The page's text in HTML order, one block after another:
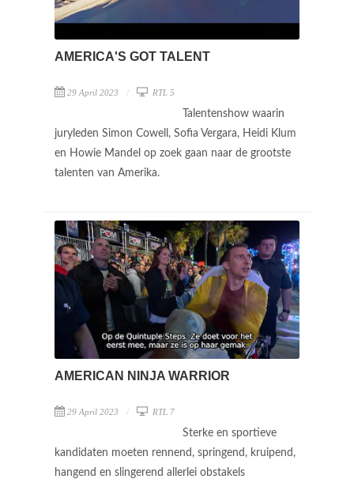
AMERICA'S GOT TALENT
29 April 2023 RTL 5
Talentenshow waarin
juryleden Simon Cowell, Sofia Vergara, Heidi Klum
en Howie Mandel op zoek gaan naar de grootste
talenten van Amerika.
AMERICAN NINJA WARRIOR
29 April 2023 RTL 7
Sterke en sportieve
kandidaten moeten rennend, springend, kruipend,
hangend en slingerend allerlei obstakels